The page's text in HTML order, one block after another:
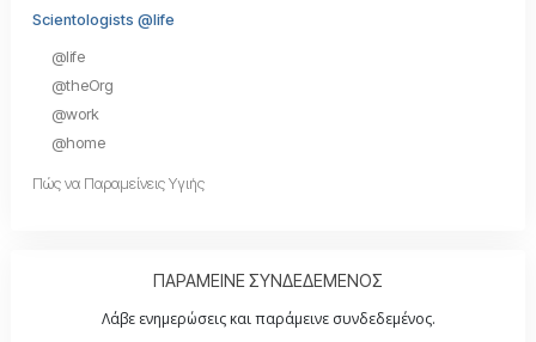
Scientologists @life
@life
@theOrg
@work
@home
Πώς να Παραμείνεις Υγιής
ΠΑΡΑΜΕΙΝΕ ΣΥΝΔΕΔΕΜΕΝΟΣ
Λάβε ενημερώσεις και παράμεινε συνδεδεμένος.